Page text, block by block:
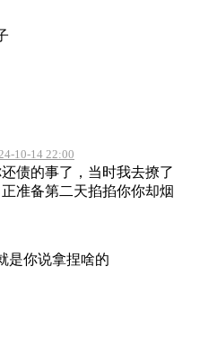
10-14 22:00
债的事了，当时我去撩了
准备第二天掐掐你你却烟
是你说拿捏啥的